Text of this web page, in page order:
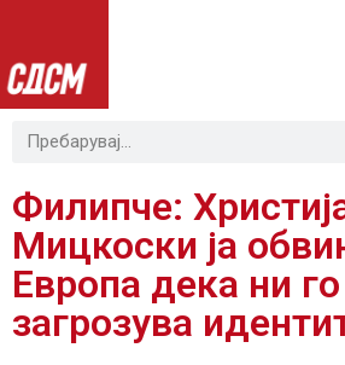
Филипче:
Мицкоски ја
Европа дека ни го
загрозува